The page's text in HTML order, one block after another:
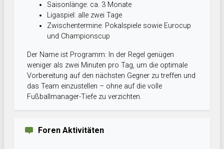
Saisonlänge: ca. 3 Monate
Ligaspiel: alle zwei Tage
Zwischentermine: Pokalspiele sowie Eurocup
und Championscup
Der Name ist Programm: In der Regel genügen
weniger als zwei Minuten pro Tag, um die optimale
Vorbereitung auf den nächsten Gegner zu treffen und
das Team einzustellen – ohne auf die volle
Fußballmanager-Tiefe zu verzichten.
Foren Aktivitäten